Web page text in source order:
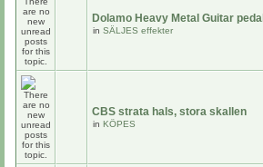
Dolamo Heavy Metal Guitar
in SÄLJES effekter
CBS strata hals, stora skallen
in KÖPES